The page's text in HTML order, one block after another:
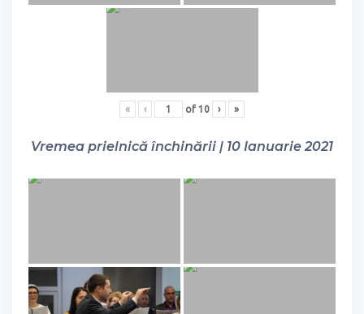
« ‹ of 10 › »
Vremea prielnică închinării | 10 Ianuarie 2021